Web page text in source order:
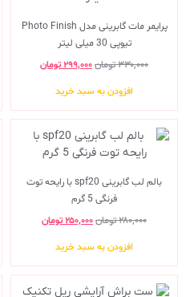
پرایمر مات گابرینی مدل Photo Finish
تیوپی 30 میلی لیتر
۳۳۰,۰۰۰تومان۲۹۹,۰۰۰تومان
افزودن به سبد خرید
بالم لب گابرینی spf20 با رایحه توت
فرنگی 5 گرم
۲۸۰,۰۰۰تومان۲۵۰,۰۰۰تومان
افزودن به سبد خرید